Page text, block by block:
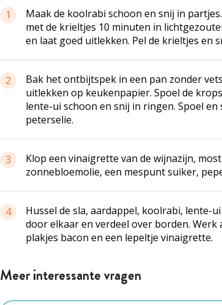
1
Maak de koolrabi schoon en snij in
met de krieltjes 10 minuten in
en laat goed uitlekken. Pel de krieltjes en
2
Bak het ontbijtspek in een pan zonder
uitlekken op keukenpapier. Spoel de
lente-ui schoon en snij in ringen. Spoel en
peterselie.
3
Klop een vinaigrette van de wijnazijn,
zonnebloemolie, een mespunt suiker,
4
Hussel de sla, aardappel, koolrabi, lente-
door elkaar en verdeel over borden. Werk
plakjes bacon en een lepeltje vinaigrette.
Meer interessante vragen